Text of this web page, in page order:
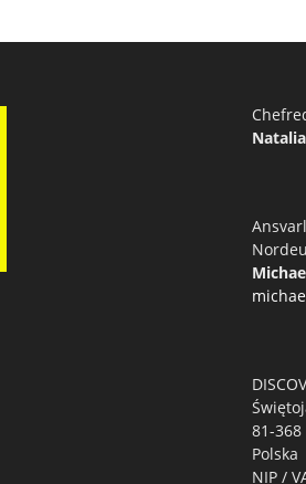
81-
Polska
NIP /